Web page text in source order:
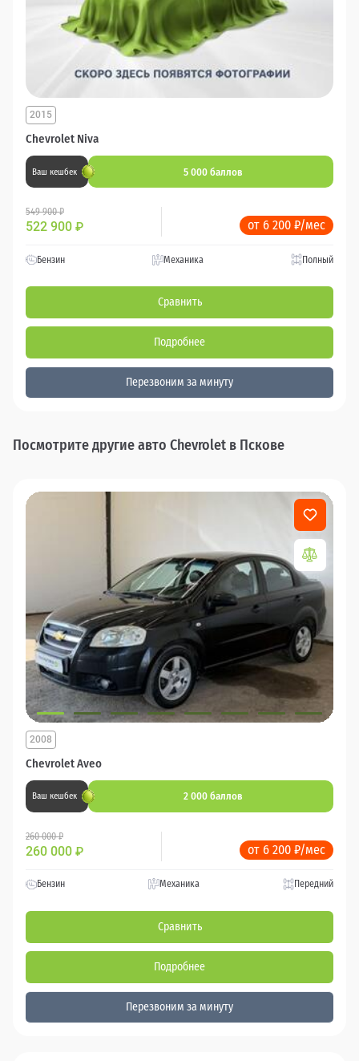
Chevrolet Niva
2015
Ваш кешбек 5 000 баллов
549 900 ₽
522 900 ₽ от 6 200 ₽/мес
Бензин Механика Полный
Сравнить
Подробнее
Перезвоним за минуту
Посмотрите другие авто Chevrolet в Пскове
Chevrolet Aveo
2008
Ваш кешбек 2 000 баллов
260 000 ₽
260 000 ₽ от 6 200 ₽/мес
Бензин Механика Передний
Сравнить
Подробнее
Перезвоним за минуту